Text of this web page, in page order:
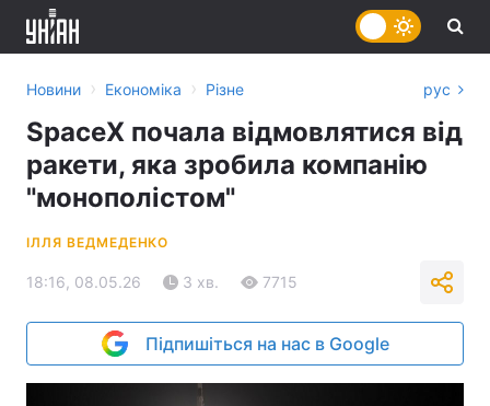
Новини › Економіка › Різне рус
SpaceX почала відмовлятися від
ракети, яка зробила компанію
"монополістом"
ІЛЛЯ ВЕДМЕДЕНКО
18:16, 08.05.26 3 хв. 7715
Підпишіться на нас в Google